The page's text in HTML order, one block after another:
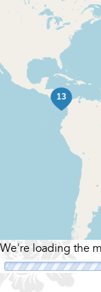
We're loading the